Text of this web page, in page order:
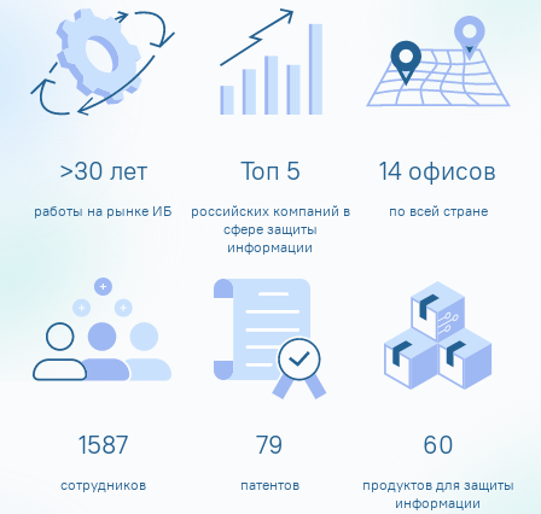
>30 лет
работы на рынке ИБ
Топ 5
российских компаний в
сфере защиты
информации
14 офисов
по всей стране
1600
сотрудников
80
патентов
60
продуктов для защиты
информации